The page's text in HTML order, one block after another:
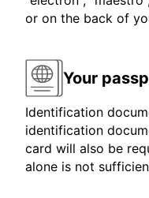
or on the back of
Your
Identification
identification
card will also be
alone is not